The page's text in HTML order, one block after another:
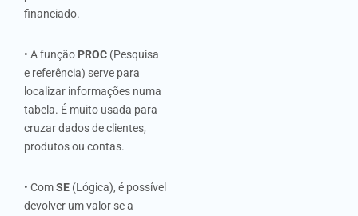
financiado.
• A função PROC (Pesquisa
e referência) serve para
localizar informações numa
tabela. É muito usada para
cruzar dados de clientes,
produtos ou contas.
• ComSE (Lógica), é possível
devolver um valor se a